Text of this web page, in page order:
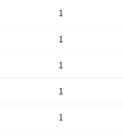
1
1
1
1
1